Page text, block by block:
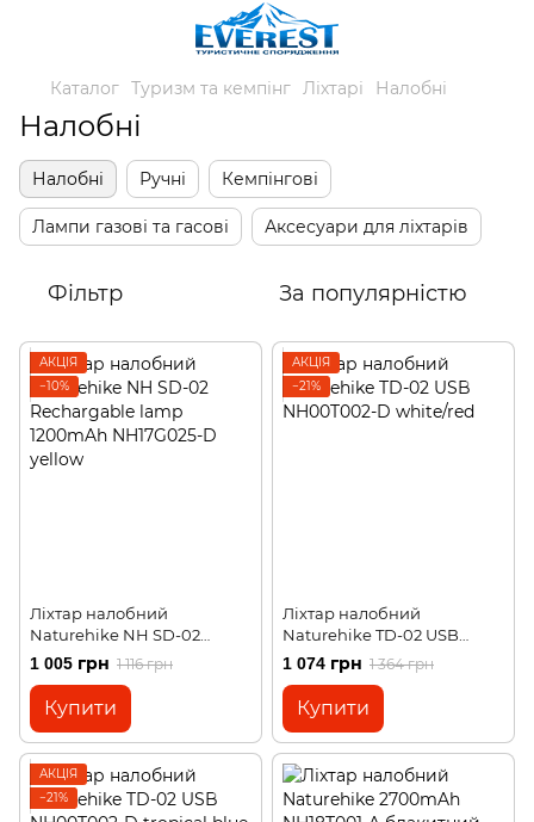
Каталог Туризм та кемпінг Ліхтарі Налобні
Налобні
Налобні Ручні Кемпінгові
Лампи газові та гасові Аксесуари для ліхтарів
Фільтр За популярністю
АКЦІЯ
−10%
Ліхтар налобний
Naturehike NH SD-02
Rechargable lamp
1200mAh NH17G025-D
yellow
1 005 грн 1 116 грн
Купити
АКЦІЯ
−21%
Ліхтар налобний
Naturehike TD-02 USB
NH00T002-D white/red
1 074 грн 1 364 грн
Купити
АКЦІЯ
−21%